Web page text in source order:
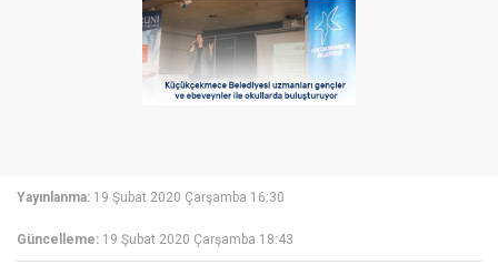
Yayınlanma: 19 Şubat 2020 Çarşamba 16:30
Güncelleme: 19 Şubat 2020 Çarşamba 18:43